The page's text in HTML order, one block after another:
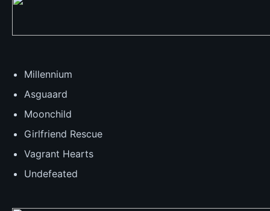
Millennium
Asguaard
Moonchild
Girlfriend Rescue
Vagrant Hearts
Undefeated